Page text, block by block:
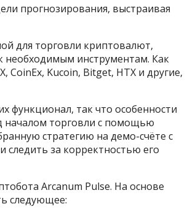
прогнозирования, выстраивая
для торговли криптовалют,
необходимым инструментам. Как
CoinEx, Kucoin, Bitget, HTX и другие,
функционал, так что особенности
началом торговли с помощью
стратегию на демо-счёте с
за корректностью его
Arcanum Pulse. На основе
следующее: